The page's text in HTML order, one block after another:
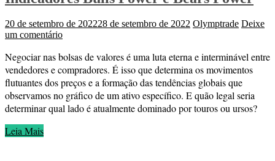
20 de setembro de 202228 de setembro de 2022 Olymptrade Deixe
um comentário
Negociar nas bolsas de valores é uma luta eterna e interminável entre
vendedores e compradores. É isso que determina os movimentos
flutuantes dos preços e a formação das tendências globais que
observamos no gráfico de um ativo específico. E quão legal seria
determinar qual lado é atualmente dominado por touros ou ursos?
Leia Mais